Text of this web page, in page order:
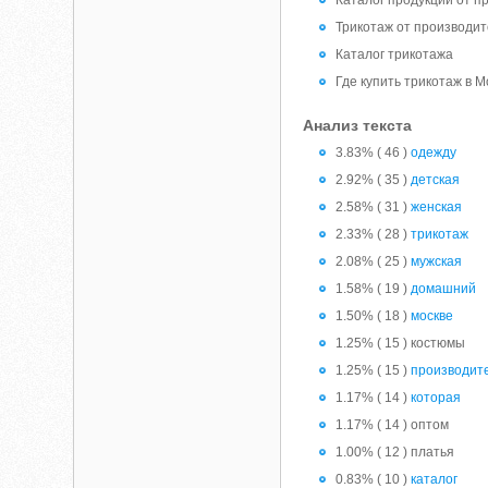
Трикотаж от
Каталог трикотажа
Где купить трикотаж в
Анализ текста
3.83% ( 46 )одежду
2.92% ( 35 )детская
2.58% ( 31 )женская
2.33% ( 28 )трикотаж
2.08% ( 25 )мужская
1.58% ( 19 )домашний
1.50% ( 18 )москве
1.25% ( 15 ) костюмы
1.25% ( 15 )
1.17% ( 14 )которая
1.17% ( 14 ) оптом
1.00% ( 12 ) платья
0.83% ( 10 )каталог